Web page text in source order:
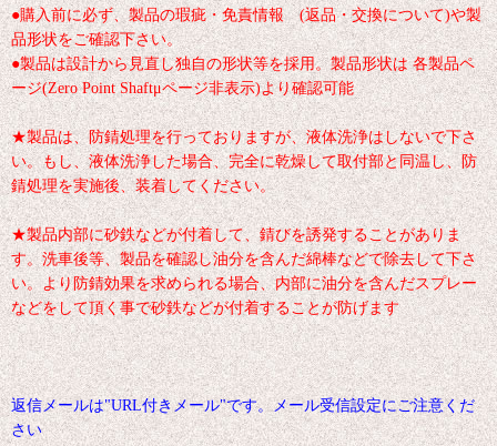
●購入前に必ず、製品の瑕疵・免責情報 (返品・交換について)や製
品形状をご確認下さい。
●製品は設計から見直し独自の形状等を採用。製品形状は 各製品ペ
ージ(Zero Point Shaftμページ非表示)より確認可能
★製品は、防錆処理を行っておりますが、液体洗浄はしないで下さ
い。もし、液体洗浄した場合、完全に乾燥して取付部と同温し、防
錆処理を実施後、装着してください。
★製品内部に砂鉄などが付着して、錆びを誘発することがありま
す。洗車後等、製品を確認し油分を含んだ綿棒などで除去して下さ
い。より防錆効果を求められる場合、内部に油分を含んだスプレー
などをして頂く事で砂鉄などが付着することが防げます
返信メールは"URL付きメール"です。メール受信設定にご注意くだ
さい